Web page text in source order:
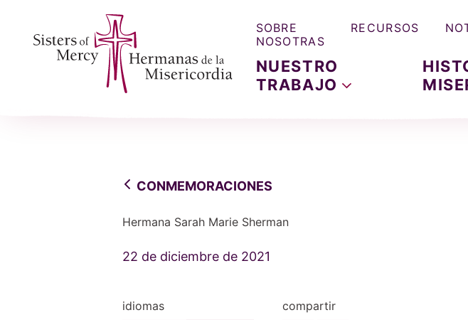
NUESTRO
TRABAJO
SOBRE
NOSOTRAS
RECURSOS
CONMEMORACIONES
Hermana Sarah Marie Sherman
22 de diciembre de 2021
idiomas compartir